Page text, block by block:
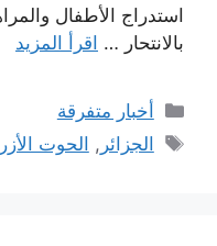
استدراج الأطفال
بالانتحار … اقرأ المزيد
التصنيفات
أخبار متفرقة
الوسوم
الجزائر , الحوت